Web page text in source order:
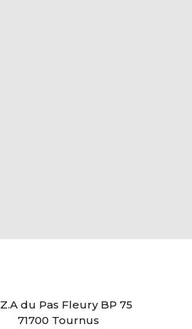
Z.A du Pas Fleury BP 75
71700 Tournus